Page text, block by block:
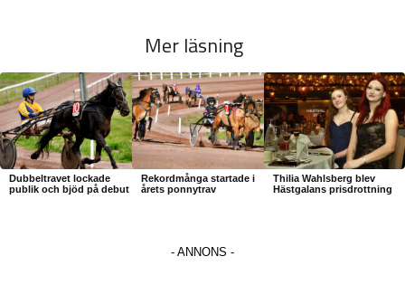
Mer läsning
Dubbeltravet lockade
publik och bjöd på debut
Rekordmånga startade i
årets ponnytrav
Thilia Wahlsberg blev
Hästgalans prisdrottning